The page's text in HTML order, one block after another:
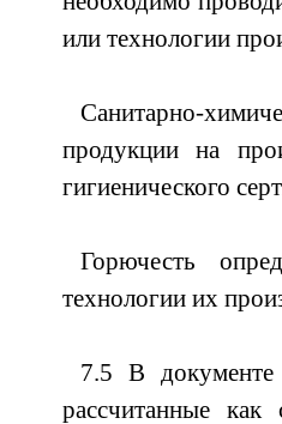
или технологии
Санитарно-
продукции на
гигиенического
Горючесть
технологии их
7.5 В документе
рассчитанные как